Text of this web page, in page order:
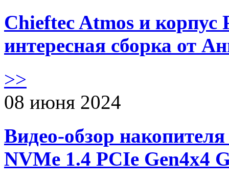
Chieftec Atmos и корпус
интересная сборка от
>>
08 июня 2024
Видео-обзор
NVMe 1.4 PCIe Gen4х4